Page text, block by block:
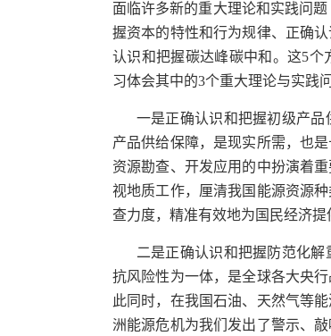
面临许多新的重大理论和实践问
握资本的特性和行为规律、正确
认识和把握碳达峰碳中和。这5
习体会其中的3个重大理论与实践问
一是正确认识和把握初级产
产品供给保障，是现实所需，也
资源勘查、开发应用的中扮演着
视地质工作，厘清我国能源资源
查力度，精准有效地为国民经济提
二是正确认识和把握防范化解
抗风险性为一体，是全球各大央
此同时，在我国石油、天然气等
洲能源危机为我们发出了警示、